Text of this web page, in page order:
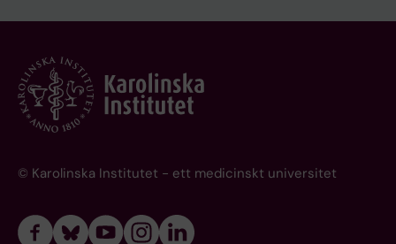
© Karolinska Institutet - ett medicinskt universitet